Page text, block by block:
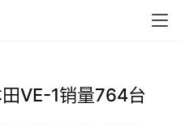
VE-1销量764台